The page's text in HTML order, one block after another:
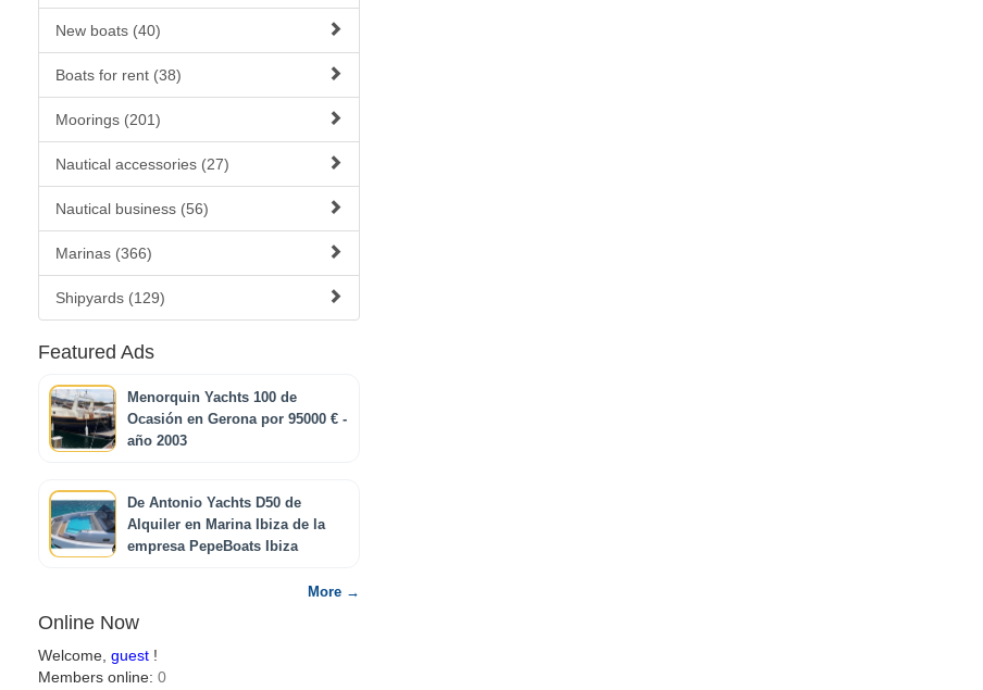
New boats (40)
Boats for rent (38)
Moorings (201)
Nautical accessories (27)
Nautical business (56)
Marinas (366)
Shipyards (129)
Featured Ads
Menorquin Yachts 100 de
Ocasión en Gerona por 95000 € -
año 2003
De Antonio Yachts D50 de
Alquiler en Marina Ibiza de la
empresa PepeBoats Ibiza
More →
Online Now
Welcome, guest !
Members online: 0